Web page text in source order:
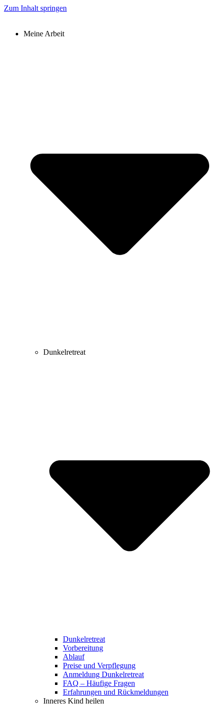
Zum Inhalt springen
Meine Arbeit
Dunkelretreat
Dunkelretreat
Vorbereitung
Ablauf
Preise und Verpflegung
Anmeldung Dunkelretreat
FAQ – Häufige Fragen
Erfahrungen und Rückmeldungen
Inneres Kind heilen